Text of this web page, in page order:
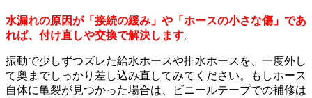
水漏れの原因が「接続の緩み」や「ホースの小さな傷」であ
れば、付け直しや交換で解決します。
振動で少しずつズレた給水ホースや排水ホースを、一度外し
て奥までしっかり差し込み直してみてください。もしホース
自体に亀裂が見つかった場合は、ビニールテープでの補修は